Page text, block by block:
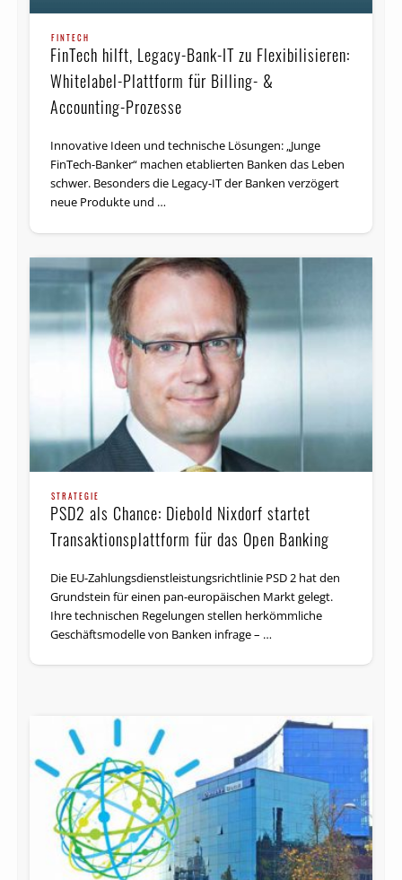
FINTECH
FinTech hilft, Legacy-Bank-IT zu Flexibilisieren:
Whitelabel-Plattform für Billing- &
Accounting-Prozesse
Innovative Ideen und technische Lösungen: „Junge
FinTech-Banker“ machen etablierten Banken das Leben
schwer. Besonders die Legacy-IT der Banken verzögert
neue Produkte und …
STRATEGIE
PSD2 als Chance: Diebold Nixdorf startet
Transaktionsplattform für das Open Banking
Die EU-Zahlungs­dienst­leistungs­richt­linie PSD 2 hat den
Grundstein für einen pan-europäischen Markt gelegt.
Ihre technischen Regelungen stellen herkömmliche
Geschäftsmodelle von Banken infrage – …